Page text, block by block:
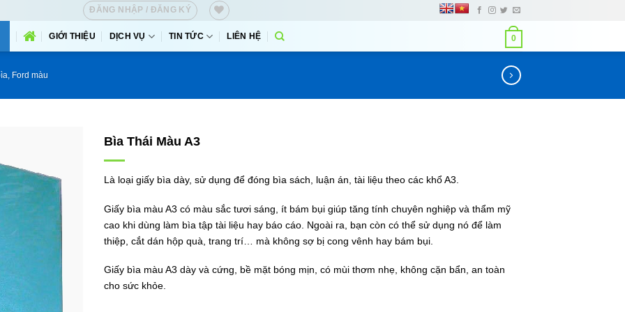
ĐĂNG NHẬP / ĐĂNG KÝ
GIỚI THIỆU DỊCH VỤ TIN TỨC LIÊN HỆ 0
Ford màu
Bìa Thái Màu A3
Là loại giấy bìa dày, sử dụng để đóng bìa sách, luận án, tài liệu theo các khổ A3.
Giấy bìa màu A3 có màu sắc tươi sáng, ít bám bụi giúp tăng tính chuyên nghiệp và thẩm mỹ
cao khi dùng làm bìa tập tài liệu hay báo cáo. Ngoài ra, bạn còn có thể sử dụng nó để làm
thiệp, cắt dán hộp quà, trang trí… mà không sợ bị cong vênh hay bám bụi.
Giấy bìa màu A3 dày và cứng, bề mặt bóng mịn, có mùi thơm nhẹ, không cặn bẩn, an toàn
cho sức khỏe.